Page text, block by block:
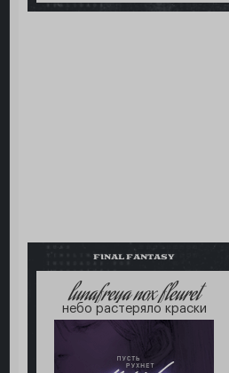
FINAL FANTASY
lunafreya nox fleuret
небо растеряло краски